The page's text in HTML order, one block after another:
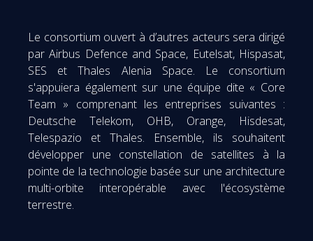
Le consortium ouvert à d’autres acteurs sera dirigé
par Airbus Defence and Space, Eutelsat, Hispasat,
SES et Thales Alenia Space. Le consortium
s'appuiera également sur une équipe dite « Core
Team » comprenant les entreprises suivantes :
Deutsche Telekom, OHB, Orange, Hisdesat,
Telespazio et Thales. Ensemble, ils souhaitent
développer une constellation de satellites à la
pointe de la technologie basée sur une architecture
multi-orbite interopérable avec l'écosystème
terrestre.